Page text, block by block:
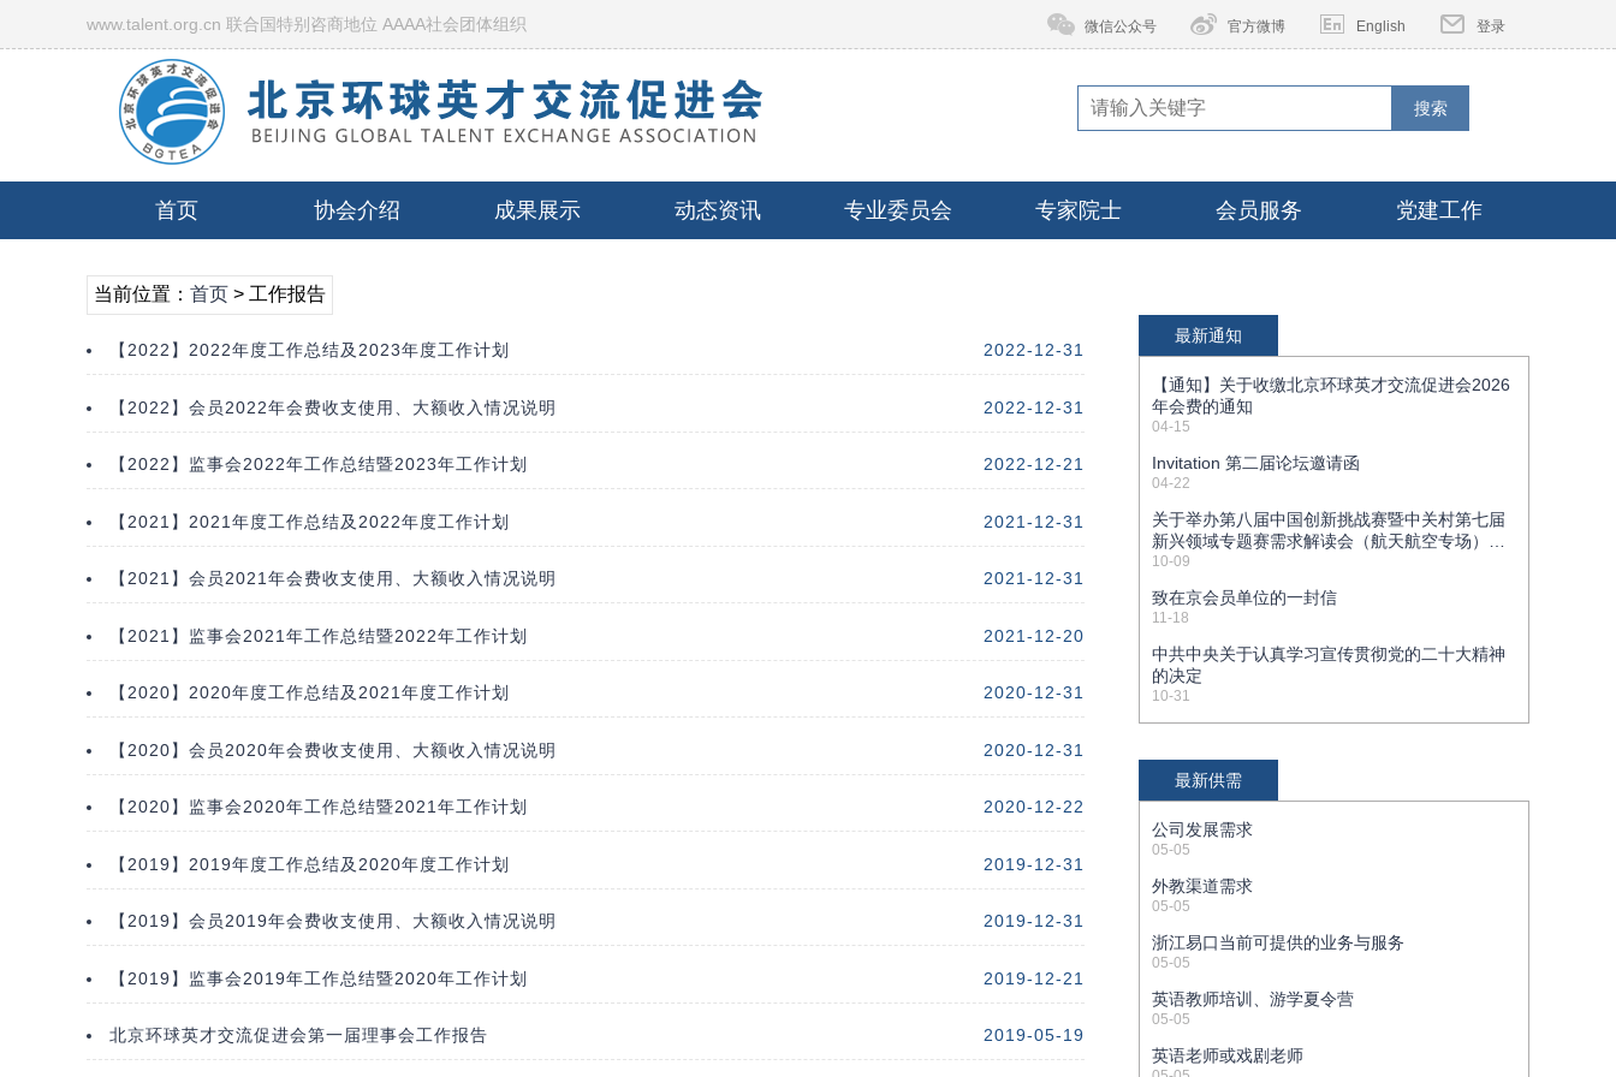
www.talent.org.cn 联合国特别咨商地位 AAAA社会团体组织 微信公众号 官方微博 English 登录
搜索
首页 协会介绍 成果展示 动态资讯 专业委员会 专家院士 会员服务 党建工作
当前位置： 首页 > 工作报告
【2022】2022年度工作总结及2023年度工作计划 2022-12-31
【2022】会员2022年会费收支使用、大额收入情况说明 2022-12-31
【2022】监事会2022年工作总结暨2023年工作计划 2022-12-21
【2021】2021年度工作总结及2022年度工作计划 2021-12-31
【2021】会员2021年会费收支使用、大额收入情况说明 2021-12-31
【2021】监事会2021年工作总结暨2022年工作计划 2021-12-20
【2020】2020年度工作总结及2021年度工作计划 2020-12-31
【2020】会员2020年会费收支使用、大额收入情况说明 2020-12-31
【2020】监事会2020年工作总结暨2021年工作计划 2020-12-22
【2019】2019年度工作总结及2020年度工作计划 2019-12-31
【2019】会员2019年会费收支使用、大额收入情况说明 2019-12-31
【2019】监事会2019年工作总结暨2020年工作计划 2019-12-21
北京环球英才交流促进会第一届理事会工作报告 2019-05-19
最新通知
【通知】关于收缴北京环球英才交流促进会2026
年会费的通知
04-15
Invitation 第二届论坛邀请函
04-22
关于举办第八届中国创新挑战赛暨中关村第七届
新兴领域专题赛需求解读会（航天航空专场）的
通知
10-09
致在京会员单位的一封信
11-18
中共中央关于认真学习宣传贯彻党的二十大精神
的决定
10-31
最新供需
公司发展需求
05-05
外教渠道需求
05-05
浙江易口当前可提供的业务与服务
05-05
英语教师培训、游学夏令营
05-05
英语老师或戏剧老师